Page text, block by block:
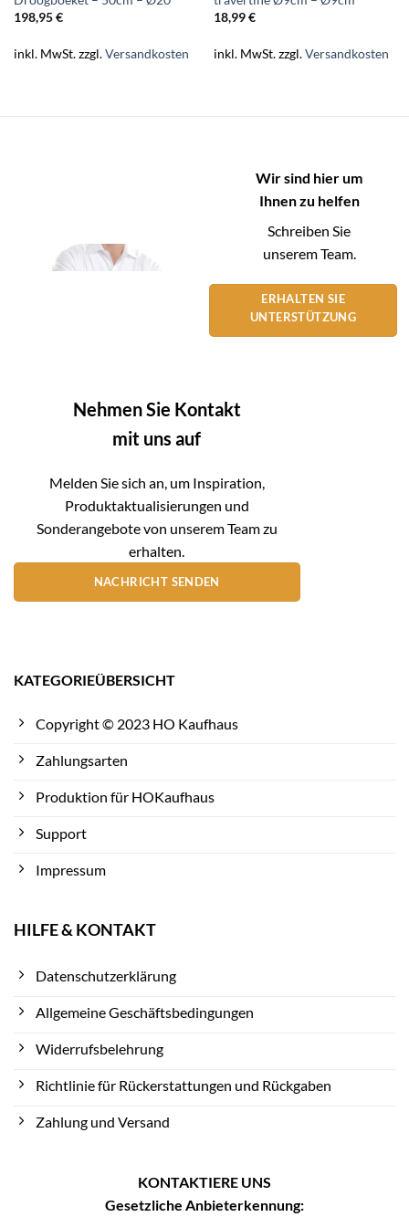
198,95€
inkl. MwSt.zzgl.Versandkosten
18,99€
inkl. MwSt.zzgl.Versandkosten
Wir sind hier um
Ihnen zu helfen
Schreiben Sie
unserem Team.
ERHALTEN SIE
UNTERSTÜTZUNG
Nehmen Sie Kontakt
mit uns auf
Melden Sie sich an, um Inspiration,
Produktaktualisierungen und
Sonderangebote von unserem Team zu
erhalten.
NACHRICHT SENDEN
KATEGORIEÜBERSICHT
Copyright © 2023 HO Kaufhaus
Zahlungsarten
Produktion für HOKaufhaus
Support
Impressum
HILFE & KONTAKT
Datenschutzerklärung
Allgemeine Geschäftsbedingungen
Widerrufsbelehrung
Richtlinie für Rückerstattungen und Rückgaben
Zahlung und Versand
KONTAKTIERE UNS
Gesetzliche Anbieterkennung: